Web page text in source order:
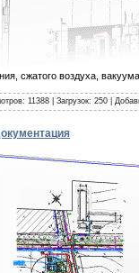
сжатого воздуха,
11388 | Загрузок: 250 |